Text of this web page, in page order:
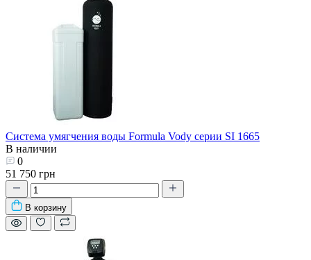
Система умягчения воды Formula Vody серии SI 1665
В наличии
0
51 750 грн
В корзину